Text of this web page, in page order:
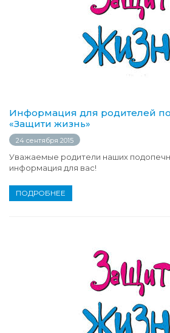
Информация для родителей
«Защити жизнь»
24 сентября 2015
Уважаемые родители наших
информация для вас!
ПОДРОБНЕЕ